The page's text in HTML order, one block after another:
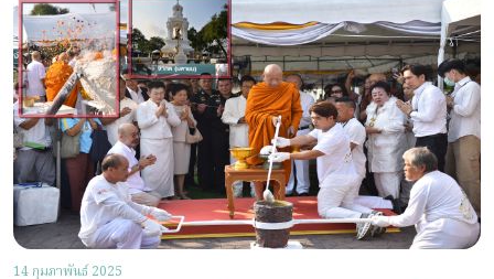
14 กุมภาพันธ์ 2025